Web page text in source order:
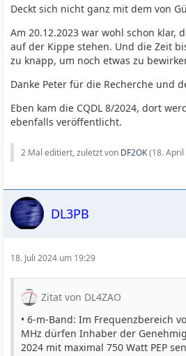
Deckt sich nicht ganz mit dem von
Am 20.12.2023 war wohl schon klar,
auf der Kippe stehen. Und die Zeit
zu knapp, um noch etwas zu
Danke Peter für die Recherche und
Eben kam die CQDL 8/2024, dort
ebenfalls veröffentlicht.
2 Mal editiert, zuletzt von DF2OK(18.
DL3PB
18. Juli 2024 um 19:29
Zitat von DL4ZAO
• 6-m-Band: Im Frequenzbereich
MHz dürfen Inhaber der
2024 mit maximal 750 Watt PEP